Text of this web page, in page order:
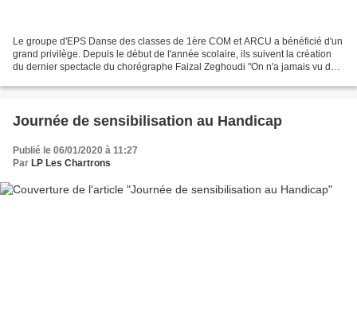
Le groupe d'EPS Danse des classes de 1ère COM et ARCU a bénéficié d'un
grand privilège. Depuis le début de l'année scolaire, ils suivent la création
du dernier spectacle du chorégraphe Faizal Zeghoudi "On n'a jamais vu de
Journée de sensibilisation au Handicap
Publié le 06/01/2020 à 11:27
Par LP Les Chartrons